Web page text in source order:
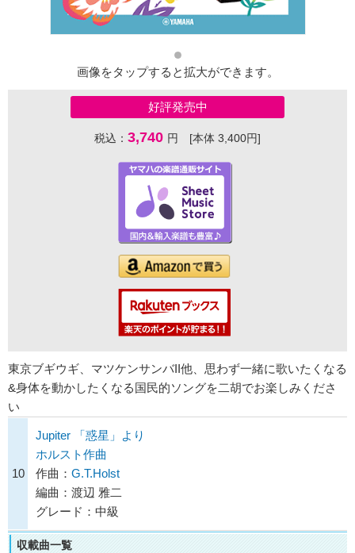
画像をタップすると拡大ができます。
好評発売中
税込： 3,740 円 [本体 3,400円]
東京ブギウギ、マツケンサンバII他、思わず一緒に歌いたくなる
&身体を動かしたくなる国民的ソングを二胡でお楽しみくださ
い
10
Jupiter 「惑星」より
ホルスト作曲
作曲： G.T.Holst
編曲：渡辺 雅二
グレード：中級
収載曲一覧